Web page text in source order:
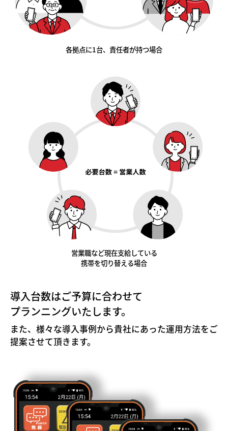
各拠点に1台、責任者が持つ場合
営業職など現在支給している
携帯を切り替える場合
導入台数はご予算に合わせて
プランニングいたします。
また、様々な導入事例から貴社にあった運用方法をご
提案させて頂きます。